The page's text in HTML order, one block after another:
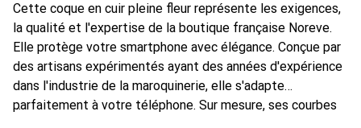
Cette coque en cuir pleine fleur représente les exigences,
la qualité et l'expertise de la boutique française Noreve.
Elle protège votre smartphone avec élégance. Conçue par
des artisans expérimentés ayant des années d'expérience
dans l'industrie de la maroquinerie, elle s'adapte
parfaitement à votre téléphone. Sur mesure, ses courbes